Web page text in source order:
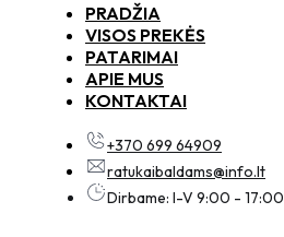
PRADŽIA
VISOS PREKĖS
PATARIMAI
APIE MUS
KONTAKTAI
+370 699 64909
ratukaibaldams@info.lt
Dirbame: I-V 9:00 - 17:00